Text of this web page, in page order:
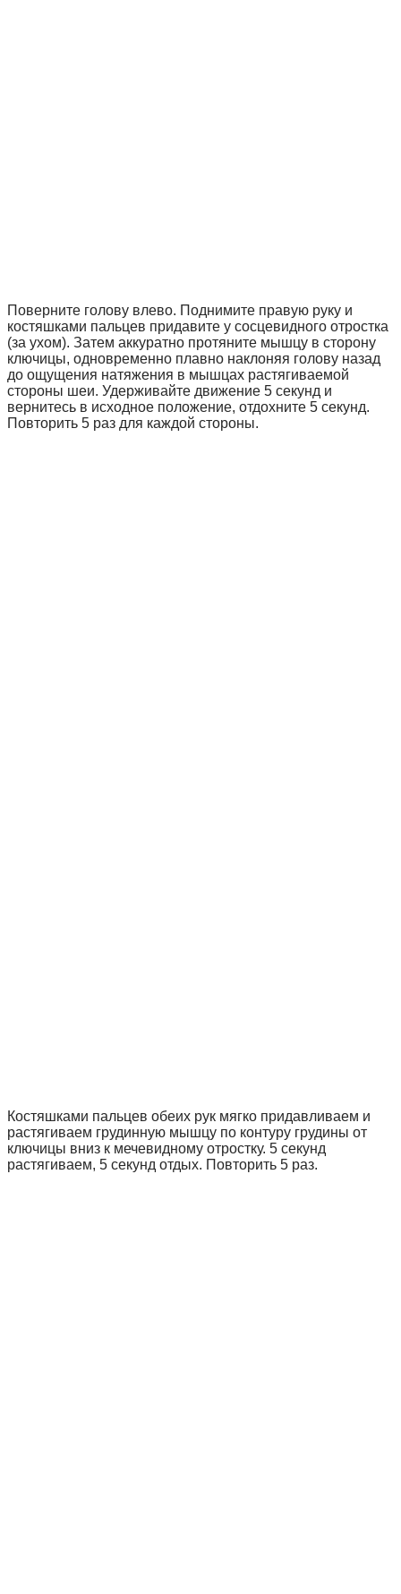
Поверните голову влево. Поднимите правую руку и
костяшками пальцев придавите у сосцевидного отростка
(за ухом). Затем аккуратно протяните мышцу в сторону
ключицы, одновременно плавно наклоняя голову назад
до ощущения натяжения в мышцах растягиваемой
стороны шеи. Удерживайте движение 5 секунд и
вернитесь в исходное положение, отдохните 5 секунд.
Повторить 5 раз для каждой стороны.
Костяшками пальцев обеих рук мягко придавливаем и
растягиваем грудинную мышцу по контуру грудины от
ключицы вниз к мечевидному отростку. 5 секунд
растягиваем, 5 секунд отдых. Повторить 5 раз.